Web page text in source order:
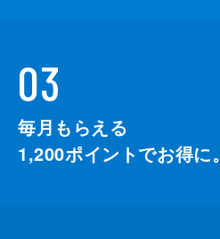
03
毎月もらえる
1,200ポイントでお得に。